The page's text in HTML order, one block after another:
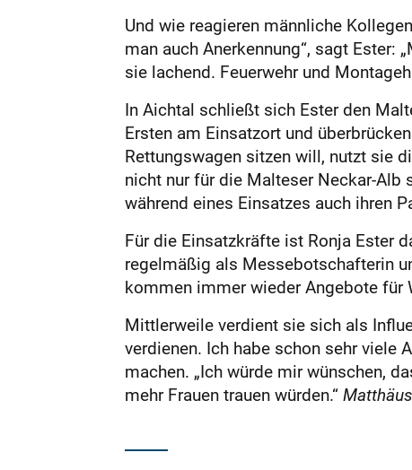
Und wie reagieren männliche
man auch Anerkennung“, sagt Ester:
sie lachend. Feuerwehr und
In Aichtal schließt sich Ester den
Ersten am Einsatzort und
Rettungswagen sitzen will, nutzt sie
nicht nur für die Malteser Neckar-Alb
während eines Einsatzes auch ihren
Für die Einsatzkräfte ist Ronja Ester
regelmäßig als Messebotschafterin
kommen immer wieder Angebote für
Mittlerweile verdient sie sich als
verdienen. Ich habe schon sehr viele
machen. „Ich würde mir wünschen,
mehr Frauen trauen würden.“